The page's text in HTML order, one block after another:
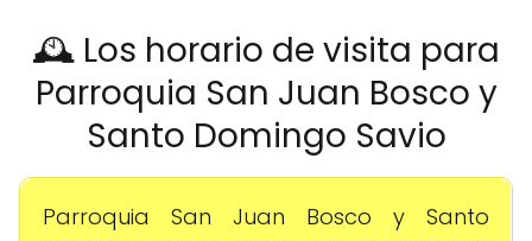
🕰️ Los horario de visita para
Parroquia San Juan Bosco y
Santo Domingo Savio
Parroquia San Juan Bosco y Santo